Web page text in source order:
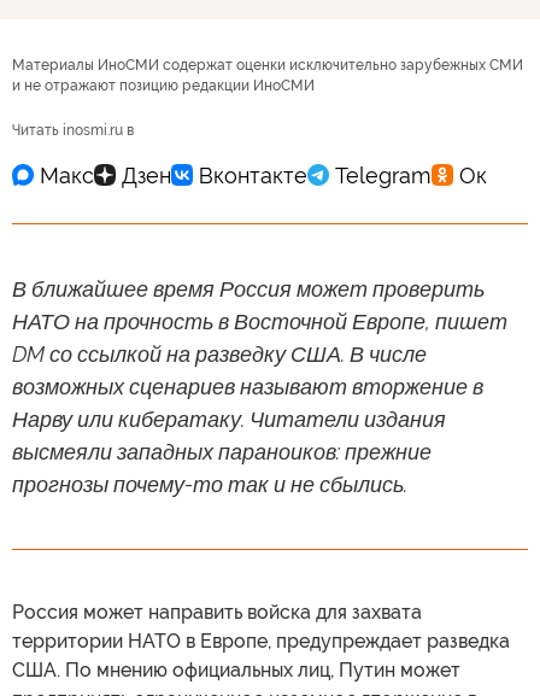
Материалы ИноСМИ содержат оценки исключительно зарубежных СМИ
и не отражают позицию редакции ИноСМИ
Читать inosmi.ru в
В ближайшее время Россия может проверить
НАТО на прочность в Восточной Европе, пишет
DM со ссылкой на разведку США. В числе
возможных сценариев называют вторжение в
Нарву или кибератаку. Читатели издания
высмеяли западных параноиков: прежние
прогнозы почему-то так и не сбылись.
Россия может направить войска для захвата
территории НАТО в Европе, предупреждает разведка
США. По мнению официальных лиц, Путин может